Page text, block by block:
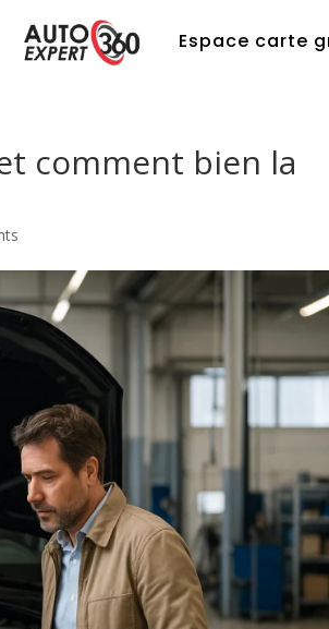
Espace carte
comment bien la